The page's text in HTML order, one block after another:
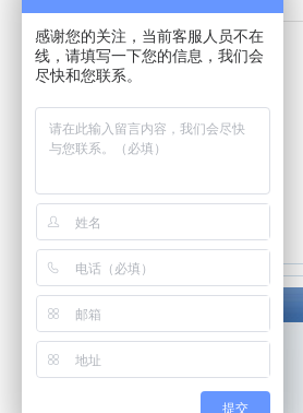
感谢您的关注，当前客服人员不在
线，请填写一下您的信息，我们会
尽快和您联系。
提交